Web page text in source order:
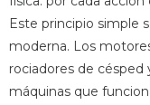
Este principio simple
moderna. Los
rociadores de césped
máquinas que